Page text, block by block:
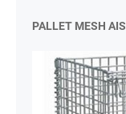
PALLET MESH AIS